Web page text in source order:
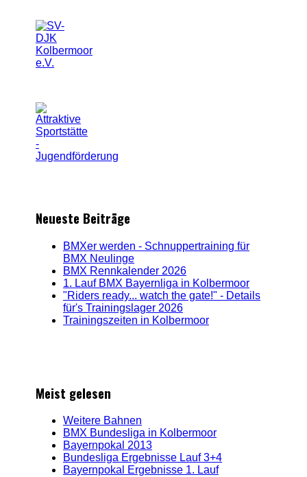
Neueste Beiträge
BMXer werden - Schnuppertraining für
BMX Neulinge
BMX Rennkalender 2026
1. Lauf BMX Bayernliga in Kolbermoor
"Riders ready... watch the gate!" - Details
für's Trainingslager 2026
Trainingszeiten in Kolbermoor
Meist gelesen
Weitere Bahnen
BMX Bundesliga in Kolbermoor
Bayernpokal 2013
Bundesliga Ergebnisse Lauf 3+4
Bayernpokal Ergebnisse 1. Lauf